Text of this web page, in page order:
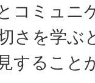
コミュニ
さを学ぶ
すること